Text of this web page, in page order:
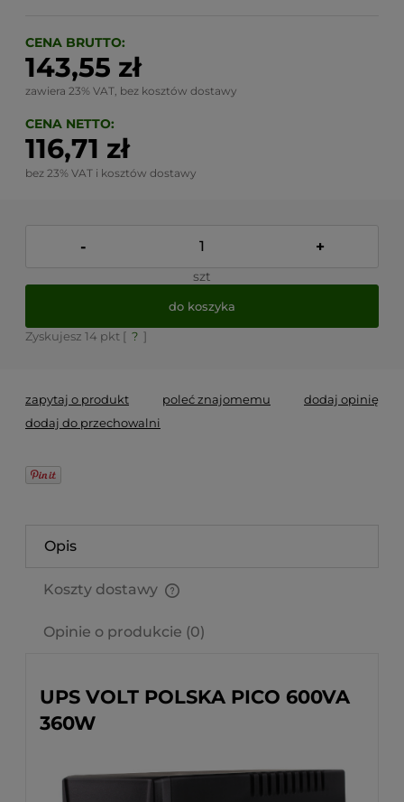
CENA BRUTTO:
143,55 zł
zawiera 23% VAT, bez kosztów dostawy
CENA NETTO:
116,71 zł
bez 23% VAT i kosztów dostawy
- +
szt
do koszyka
Zyskujesz 14 pkt [ ? ]
zapytaj o produkt poleć znajomemu
dodaj opinię
dodaj do przechowalni
Opis
Koszty dostawy
Opinie o produkcie (0)
UPS VOLT POLSKA PICO 600VA
360W